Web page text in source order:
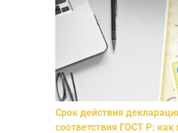
Срок действия
соответствия ГОСТ Р: как